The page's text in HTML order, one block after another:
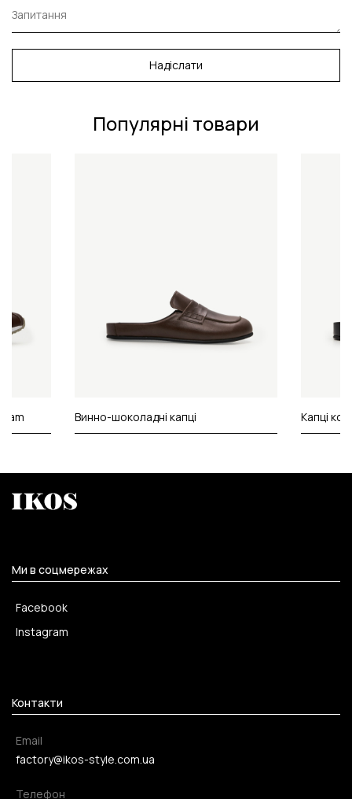
Надіслати
Популярні товари
Винно-шоколадні капці Капці
Ми в соцмережах
Facebook
Instagram
Контакти
Email
factory@ikos-style.com.ua
Телефон